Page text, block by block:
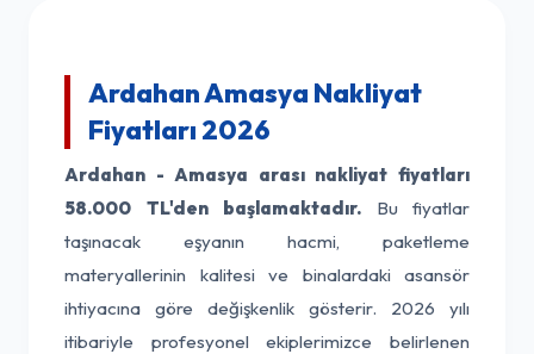
Ardahan Amasya Nakliyat
Fiyatları 2026
Ardahan - Amasya arası nakliyat fiyatları
58.000 TL'den başlamaktadır. Bu fiyatlar
taşınacak eşyanın hacmi, paketleme
materyallerinin kalitesi ve binalardaki asansör
ihtiyacına göre değişkenlik gösterir. 2026 yılı
itibariyle profesyonel ekiplerimizce belirlenen